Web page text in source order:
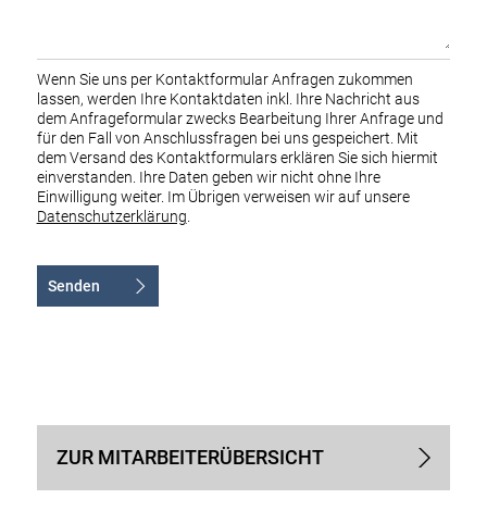
Wenn Sie uns per Kontaktformular Anfragen zukommen
lassen, werden Ihre Kontaktdaten inkl. Ihre Nachricht aus
dem Anfrageformular zwecks Bearbeitung Ihrer Anfrage und
für den Fall von Anschlussfragen bei uns gespeichert. Mit
dem Versand des Kontaktformulars erklären Sie sich hiermit
einverstanden. Ihre Daten geben wir nicht ohne Ihre
Einwilligung weiter. Im Übrigen verweisen wir auf unsere
Datenschutzerklärung.
Senden
ZUR MITARBEITER­ÜBERSICHT